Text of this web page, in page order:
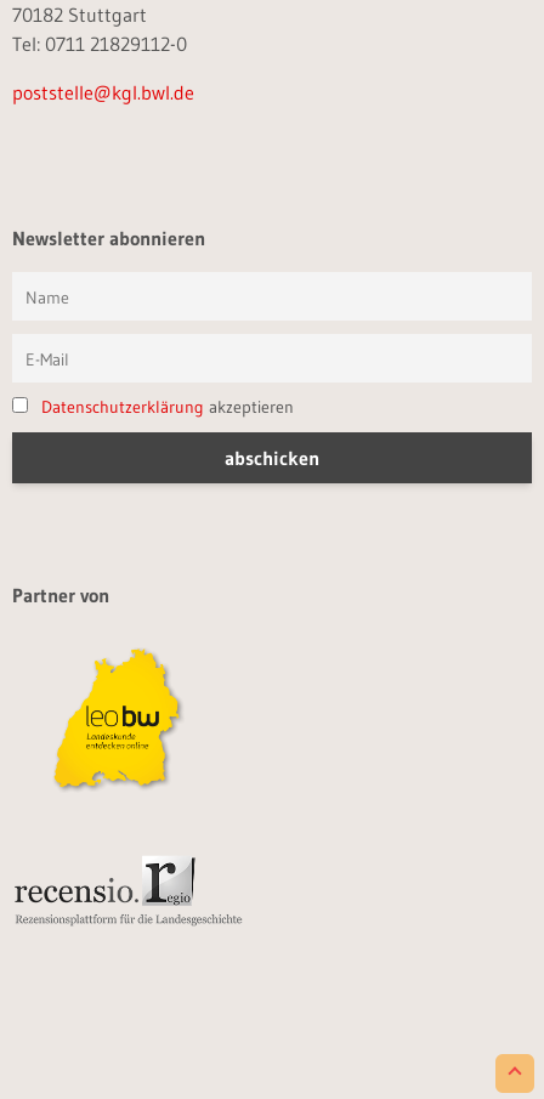
70182 Stuttgart
Tel: 0711 21829112-0
poststelle@kgl.bwl.de
Newsletter abonnieren
Datenschutzerklärung akzeptieren
Partner von